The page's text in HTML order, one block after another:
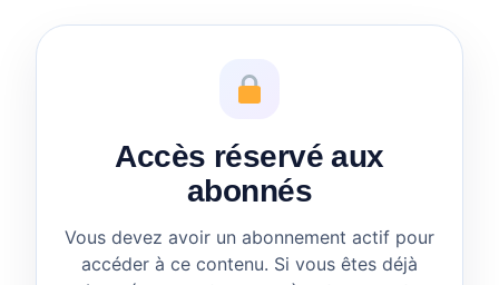
Accès réservé aux
abonnés
Vous devez avoir un abonnement actif pour
accéder à ce contenu. Si vous êtes déjà